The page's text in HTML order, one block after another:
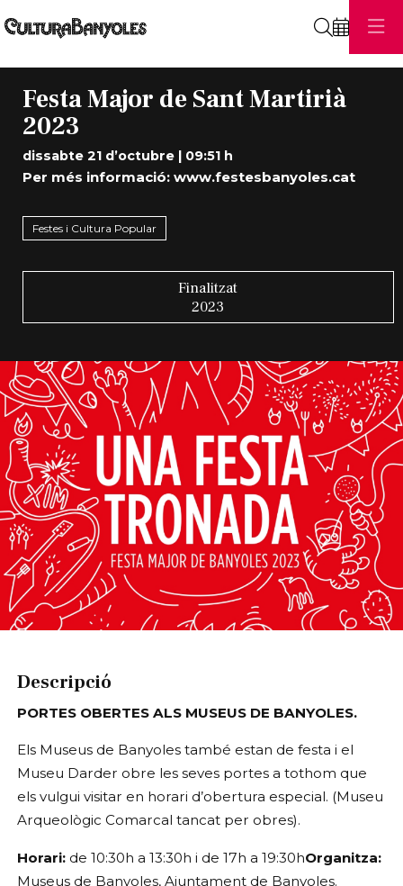
Festa Major de Sant Martirià
2023
dissabte 21 d’octubre| 09:51 h
Per més informació: www.festesbanyoles.cat
Festes i Cultura Popular
Finalitzat
2023
Descripció
PORTES OBERTES ALS MUSEUS DE BANYOLES.
Els Museus de Banyoles també estan de festa i el
Museu Darder obre les seves portes a tothom que
els vulgui visitar en horari d’obertura especial. (Museu
Arqueològic Comarcal tancat per obres).
Horari: de 10:30h a 13:30h i de 17h a 19:30hOrganitza:
Museus de Banyoles, Ajuntament de Banyoles.